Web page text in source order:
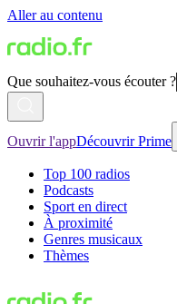
Aller au contenu
Que souhaitez-vous écouter ?
Ouvrir l'appDécouvrir Prime
Top 100 radios
Podcasts
Sport en direct
À proximité
Genres musicaux
Thèmes